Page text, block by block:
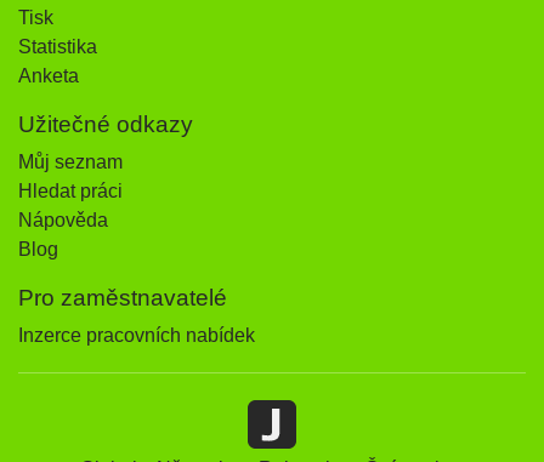
Tisk
Statistika
Anketa
Užitečné odkazy
Můj seznam
Hledat práci
Nápověda
Blog
Pro zaměstnavatelé
Inzerce pracovních nabídek